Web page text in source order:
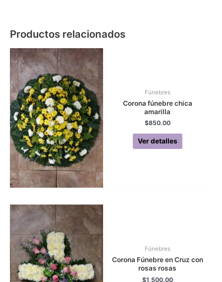
Productos relacionados
Fúnebres
Corona fúnebre chica
amarilla
$850.00
Ver detalles
Fúnebres
Corona Fúnebre en Cruz con
rosas rosas
$1,500.00